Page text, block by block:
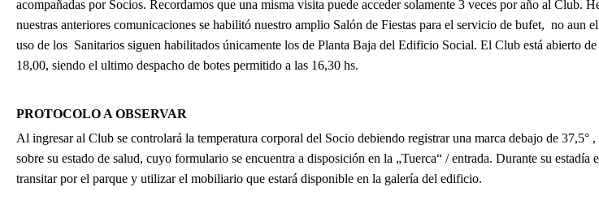
acompañadas por Socios. Recordamos que una misma visita puede acceder solamente 3 veces por año al Club.
nuestras anteriores comunicaciones se habilitó nuestro amplio Salón de Fiestas para el servicio de bufet, no
uso de los Sanitarios siguen habilitados únicamente los de Planta Baja del Edificio Social. El Club está abierto
18,00, siendo el ultimo despacho de botes permitido a las 16,30 hs.
PROTOCOLO A OBSERVAR
Al ingresar al Club se controlará la temperatura corporal del Socio debiendo registrar una marca debajo de
sobre su estado de salud, cuyo formulario se encuentra a disposición en la „Tuerca“ / entrada. Durante su
transitar por el parque y utilizar el mobiliario que estará disponible en la galería del edificio.